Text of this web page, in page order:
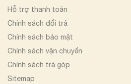
Hỗ trợ thanh toán
Chính sách đổi trả
Chính sách bảo mật
Chính sách vận chuyển
Chính sách trả góp
Sitemap